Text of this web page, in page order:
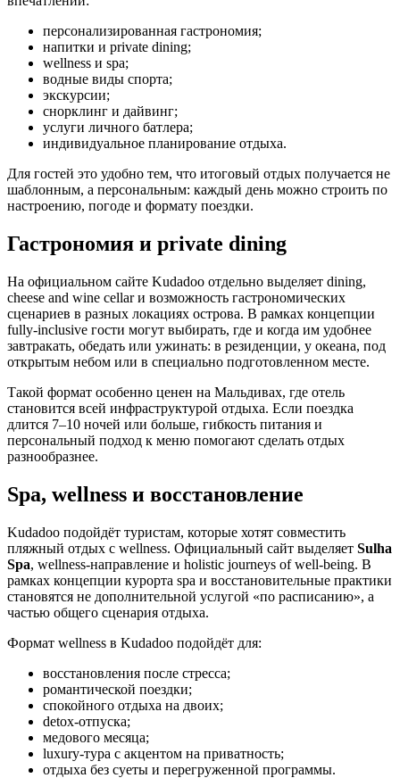
персонализированная гастрономия;
напитки и private dining;
wellness и spa;
водные виды спорта;
экскурсии;
снорклинг и дайвинг;
услуги личного батлера;
индивидуальное планирование отдыха.
Для гостей это удобно тем, что итоговый отдых получается не
шаблонным, а персональным: каждый день можно строить по
настроению, погоде и формату поездки.
Гастрономия и private dining
На официальном сайте Kudadoo отдельно выделяет dining,
cheese and wine cellar и возможность гастрономических
сценариев в разных локациях острова. В рамках концепции
fully-inclusive гости могут выбирать, где и когда им удобнее
завтракать, обедать или ужинать: в резиденции, у океана, под
открытым небом или в специально подготовленном месте.
Такой формат особенно ценен на Мальдивах, где отель
становится всей инфраструктурой отдыха. Если поездка
длится 7–10 ночей или больше, гибкость питания и
персональный подход к меню помогают сделать отдых
разнообразнее.
Spa, wellness и восстановление
Kudadoo подойдёт туристам, которые хотят совместить
пляжный отдых с wellness. Официальный сайт выделяет Sulha
Spa, wellness-направление и holistic journeys of well-being. В
рамках концепции курорта spa и восстановительные практики
становятся не дополнительной услугой «по расписанию», а
частью общего сценария отдыха.
Формат wellness в Kudadoo подойдёт для:
восстановления после стресса;
романтической поездки;
спокойного отдыха на двоих;
detox-отпуска;
медового месяца;
luxury-тура с акцентом на приватность;
отдыха без суеты и перегруженной программы.